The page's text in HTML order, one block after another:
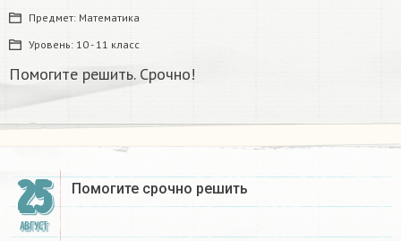
Предмет: Математика
Уровень: 10 - 11 класс
Помогите решить. Срочно!
25
АВГУСТ
Помогите срочно решить